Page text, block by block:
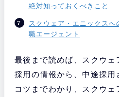
絶対知っておくべきこと
スクウェア・エニックス
職エージェント
最後まで読めば、スクウェ
採用の情報から、中途採用
コツまでわかり、スクウ